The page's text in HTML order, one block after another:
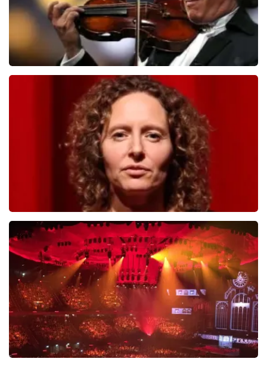
ticketmaster maakt hier gebruik van bij haar platinum
tickets. De andere naam die op het ticket staat is te
verklaren doordat wij een wederverkoper zijn van
doorverkochte tickets. Wij hopen dat u ondanks alles
toch een fantastische avond heeft gehad. Met
last 30 minutes
ORDER NOW
Esther van der Voort
631last 30 minutes
ORDER NOW